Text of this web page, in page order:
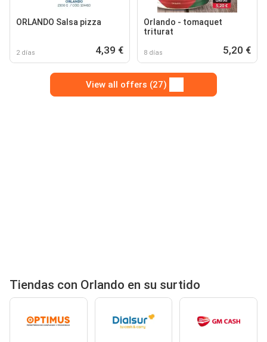
ORLANDO Salsa pizza
2 días 4,39 €
Orlando - tomaquet
triturat
8 días 5,20 €
View all offers (27)
Tiendas con Orlando en su surtido